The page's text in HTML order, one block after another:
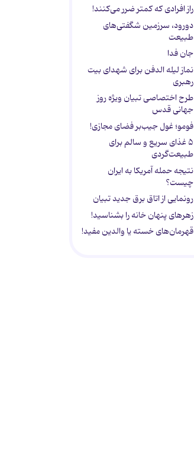
راز افرادی که کمتر ضرر می‌کنند!
دورود، سرزمین شگفتی‌های
طبیعت
جان فدا
نماز لیله الدفن برای شهدای بیت
رهبری
طرح اختصاصی تبیان ویژه روز
جهانی قدس
فومو؛ غول جیب‌بر فضای مجازی!
۵ غذای سریع و سالم برای
طبیعت‌گردی
نتیجه حمله آمریکا به ایران
چیست؟
رونمایی از اتاق برق جدید تبیان
زهرهای پنهان خانه را بشناسید!
قهرمان‌های خسته یا والدین مفید!